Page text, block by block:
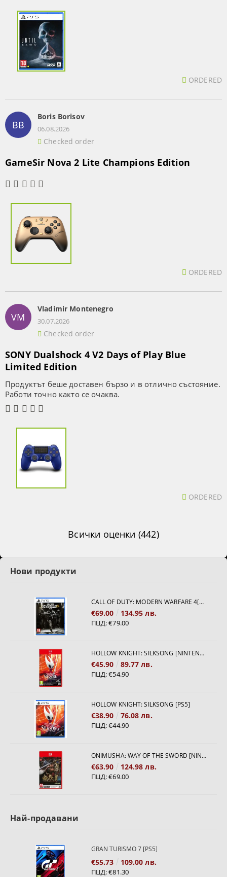
ORDERED
BB
Boris Borisov
06.08.2026
Checked order
GameSir Nova 2 Lite Champions Edition
ORDERED
VM
Vladimir Montenegro
30.07.2026
Checked order
SONY Dualshock 4 V2 Days of Play Blue
Limited Edition
Продуктът беше доставен бързо и в отлично състояние.
Работи точно както се очаква.
ORDERED
Всички оценки (442)
Нови продукти
CALL OF DUTY: MODERN WARFARE 4[PS5]
€69.00 134.95 лв.
ПЦД:€79.00
HOLLOW KNIGHT: SILKSONG [NINTENDO SWITCH 2]
€45.90 89.77 лв.
ПЦД:€54.90
HOLLOW KNIGHT: SILKSONG [PS5]
€38.90 76.08 лв.
ПЦД:€44.90
ONIMUSHA: WAY OF THE SWORD [NINTENDO SWITCH 2]
€63.90 124.98 лв.
ПЦД:€69.00
Най-продавани
GRAN TURISMO 7 [PS5]
€55.73 109.00 лв.
ПЦД:€81.30